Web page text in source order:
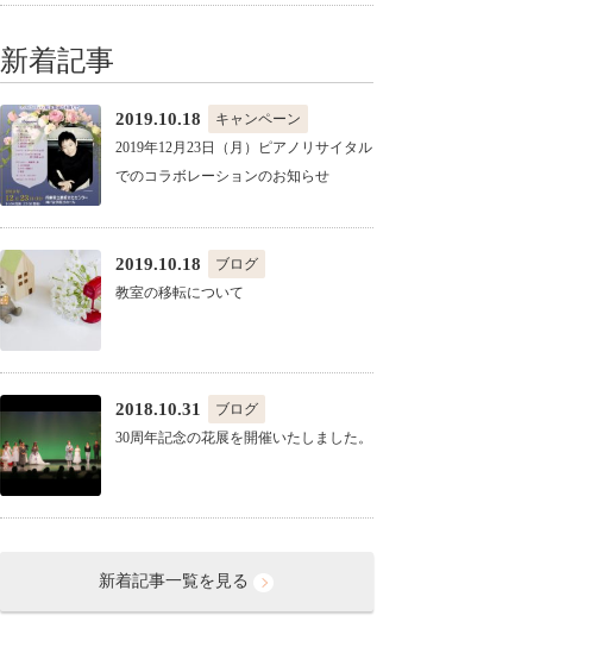
新着記事
2019.10.18
キャンペーン
2019年12月23日（月）ピアノリサイタル
でのコラボレーションのお知らせ
2019.10.18
ブログ
教室の移転について
2018.10.31
ブログ
30周年記念の花展を開催いたしました。
新着記事一覧を見る